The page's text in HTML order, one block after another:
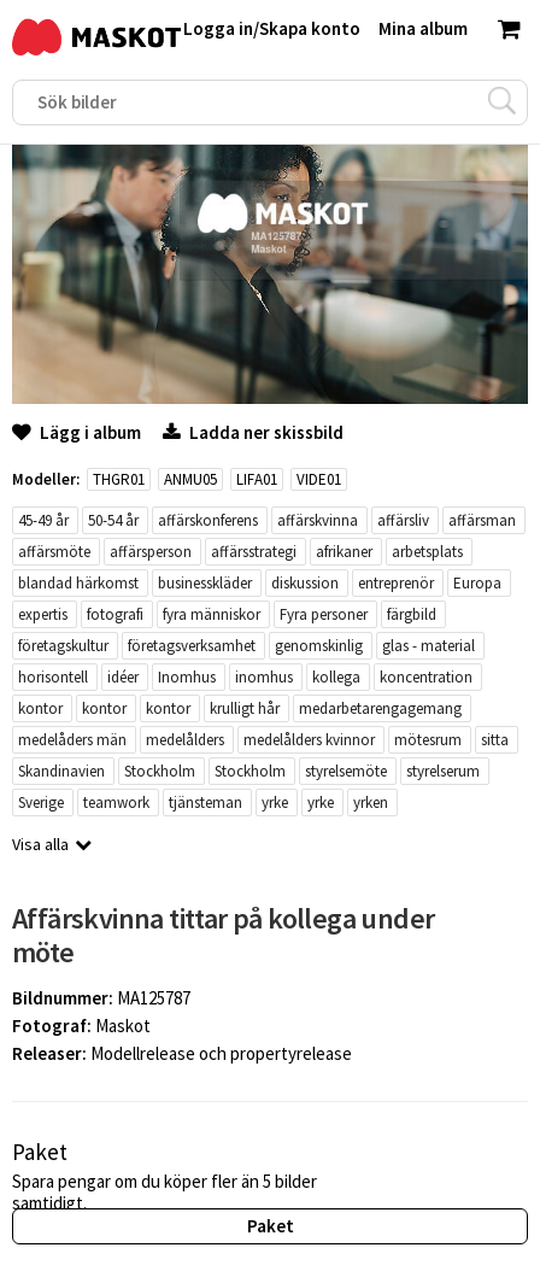
Mina album
Logga in/Skapa konto
Lägg i album Ladda ner skissbild
Modeller: THGR01 ANMU05 LIFA01
VIDE01
45-49 år
50-54 år affärskonferens affärskvinna affärsliv
affärsman
affärsmöte
affärsperson affärsstrategi afrikaner
arbetsplats
blandad härkomst
businesskläder diskussion entreprenör
Europa
expertis
fotografi fyra människor Fyra personer
färgbild
företagskultur
företagsverksamhet genomskinlig
glas - material
horisontell
idéer Inomhus inomhus kollega
koncentration
kontor
kontor kontor krulligt hår
medarbetarengagemang
medelåders män
medelålders medelålders kvinnor mötesrum
sitta
Skandinavien
Stockholm Stockholm styrelsemöte
styrelserum
Sverige
teamwork tjänsteman yrke yrke yrken
Visa alla
Affärskvinna tittar på kollega under
möte
Bildnummer: MA125787
Fotograf: Maskot
Releaser: Modellrelease och propertyrelease
Paket
Spara pengar om du köper fler än 5 bilder
samtidigt.
Paket